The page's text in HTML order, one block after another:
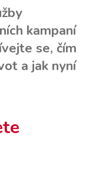
kampaní
se, čím
a jak nyní